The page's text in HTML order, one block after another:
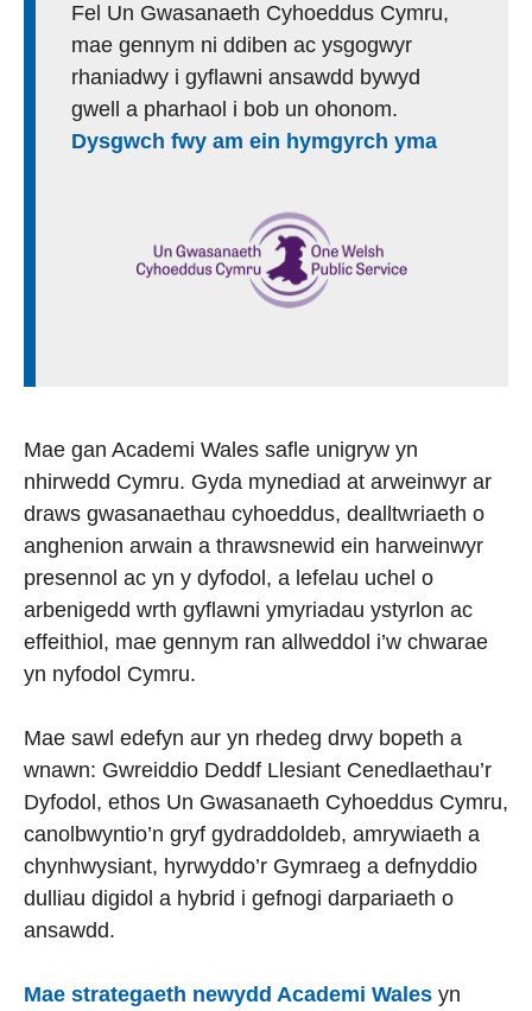
Fel Un Gwasanaeth Cyhoeddus Cymru,
mae gennym ni ddiben ac ysgogwyr
rhaniadwy i gyflawni ansawdd bywyd
gwell a pharhaol i bob un ohonom.
Dysgwch fwy am ein hymgyrch yma
Mae gan Academi Wales safle unigryw yn
nhirwedd Cymru. Gyda mynediad at arweinwyr ar
draws gwasanaethau cyhoeddus, dealltwriaeth o
anghenion arwain a thrawsnewid ein harweinwyr
presennol ac yn y dyfodol, a lefelau uchel o
arbenigedd wrth gyflawni ymyriadau ystyrlon ac
effeithiol, mae gennym ran allweddol i’w chwarae
yn nyfodol Cymru.
Mae sawl edefyn aur yn rhedeg drwy bopeth a
wnawn: Gwreiddio Deddf Llesiant Cenedlaethau’r
Dyfodol, ethos Un Gwasanaeth Cyhoeddus Cymru,
canolbwyntio’n gryf gydraddoldeb, amrywiaeth a
chynhwysiant, hyrwyddo’r Gymraeg a defnyddio
dulliau digidol a hybrid i gefnogi darpariaeth o
ansawdd.
Mae strategaeth newydd Academi Wales yn